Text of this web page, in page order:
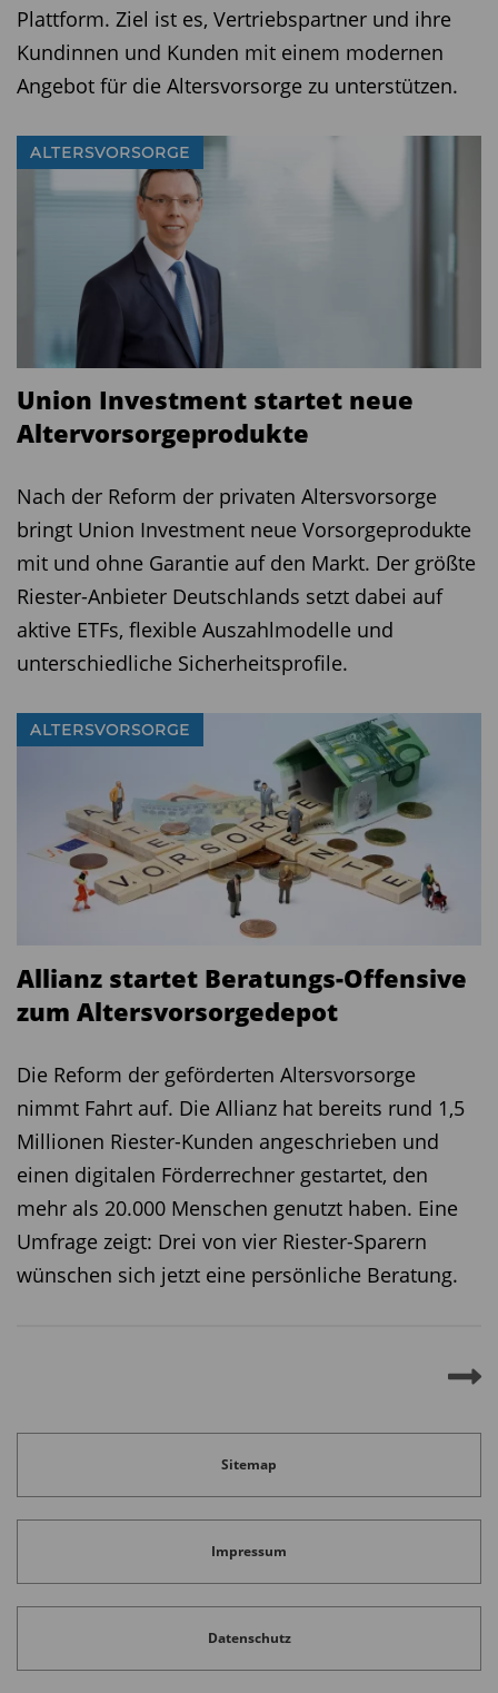
Plattform. Ziel ist es, Vertriebspartner und ihre
Kundinnen und Kunden mit einem modernen
Angebot für die Altersvorsorge zu unterstützen.
ALTERSVORSORGE
Union Investment startet neue
Altervorsorgeprodukte
Nach der Reform der privaten Altersvorsorge
bringt Union Investment neue Vorsorgeprodukte
mit und ohne Garantie auf den Markt. Der größte
Riester-Anbieter Deutschlands setzt dabei auf
aktive ETFs, flexible Auszahlmodelle und
unterschiedliche Sicherheitsprofile.
ALTERSVORSORGE
Allianz startet Beratungs-Offensive
zum Altersvorsorgedepot
Die Reform der geförderten Altersvorsorge
nimmt Fahrt auf. Die Allianz hat bereits rund 1,5
Millionen Riester-Kunden angeschrieben und
einen digitalen Förderrechner gestartet, den
mehr als 20.000 Menschen genutzt haben. Eine
Umfrage zeigt: Drei von vier Riester-Sparern
wünschen sich jetzt eine persönliche Beratung.
Sitemap
Impressum
Datenschutz